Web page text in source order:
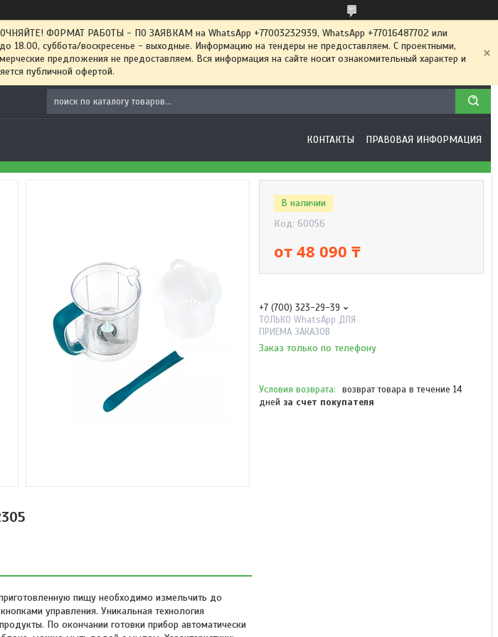
ФОРМАТ РАБОТЫ - ПО ЗАЯВКАМ на WhatsApp +77003232939, WhatsApp +77016487702 или
18.00, суббота/воскресенье - выходные. Информацию на тендеры не предоставляем. С проектными,
предложения не предоставляем. Вся информация на сайте носит ознакомительный характер и
публичной офертой.
КОНТАКТЫ ПРАВОВАЯ ИНФОРМАЦИЯ
пищу необходимо измельчить до
управления. Уникальная технология
По окончании готовки прибор автоматически
В наличии
Код: 60056
от 48 090 ₸
+7 (700) 323-29-39
ТОЛЬКО WhatsApp ДЛЯ
ПРИЕМА ЗАКАЗОВ
Заказ только по телефону
возврат товара в течение 14
дней за счет покупателя